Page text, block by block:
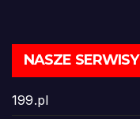
NASZE SERWISY
199.pl